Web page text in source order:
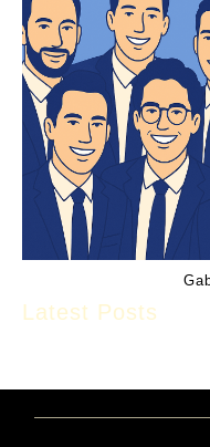
Latest Posts